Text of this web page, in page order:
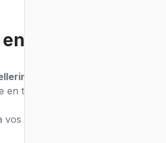
toute sécurité.
besoins de